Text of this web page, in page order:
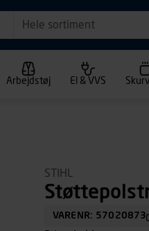
Hele sortiment
Arbejdstøj El & VVS
STIHL
VARENR: 57020873